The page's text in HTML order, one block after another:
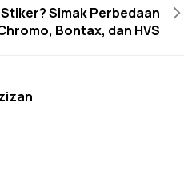
Simak Perbedaan
Bontax, dan HVS